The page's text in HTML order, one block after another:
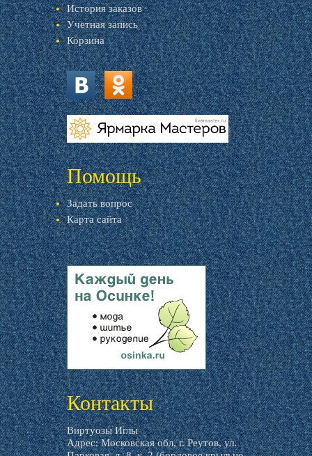
История заказов
Учетная запись
Корзина
vk.com ok.ru
livemaster.ru
Помощь
Задать вопрос
Карта сайта
livemaster.ru
Контакты
Виртуозы Иглы
Адрес: Московская обл, г. Реутов, ул.